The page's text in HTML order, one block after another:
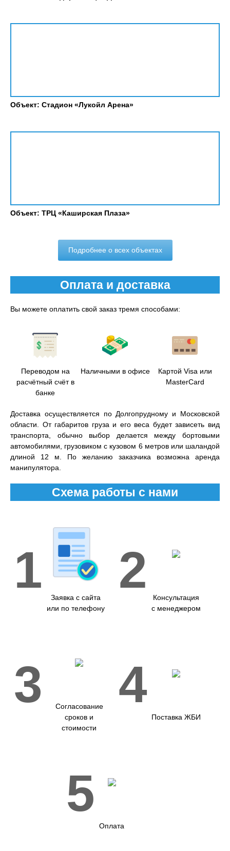
Объект: Стадион «Лукойл Арена»
Объект: ТРЦ «Каширская Плаза»
Подробнее о всех объектах
Оплата и доставка
Вы можете оплатить свой заказ тремя способами:
Переводом на
расчётный счёт в
банке
Наличными в офисе
Картой Visa или
MasterCard
Доставка осуществляется по Долгопрудному и Московской
области. От габаритов груза и его веса будет зависеть вид
транспорта, обычно выбор делается между бортовыми
автомобилями, грузовиком с кузовом 6 метров или шаландой
длиной 12 м. По желанию заказчика возможна аренда
манипулятора.
Схема работы с нами
1
Заявка с сайта
или по телефону
2
Консультация
с менеджером
3
Согласование
сроков и
стоимости
4
Поставка ЖБИ
5
Оплата